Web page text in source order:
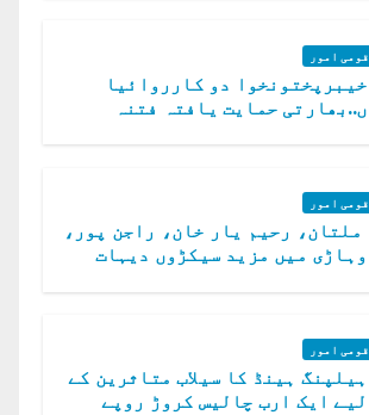
قومی امور
خیبرپختونخوا دو کارروائیا
ں..بھارتی حمایت یافتہ فتنہ
قومی امور
ملتان، رحیم یار خان، راجن پور،
وہاڑی میں مزید سیکڑوں دیہات
قومی امور
ہیلپنگ ہینڈ کا سیلاب متاثرین کے
لیے ایک ارب چالیس کروڑ روپے